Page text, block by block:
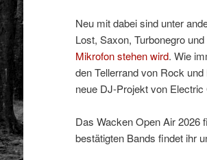
Neu mit dabei sind unter
Lost, Saxon, Turbonegro
Mikrofon stehen wird. Wie
den Tellerrand von Rock
neue DJ-Projekt von Electric
Das Wacken Open Air 2026
bestätigten Bands findet ihr